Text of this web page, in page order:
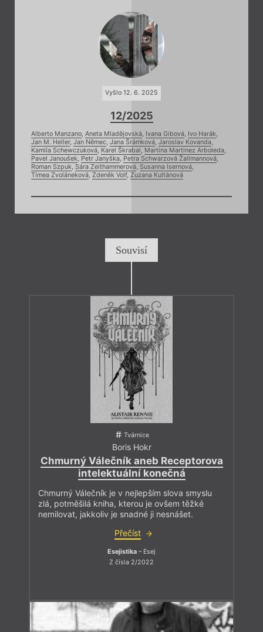
Vyšlo 12. 6. 2025
12/2025
Alberto Manzano, Aneta Mladějovská, Ivana Gibová, Ivo Harák,
Jan M. Heller, Jan Němec, Jana Šrámková, Jaroslav Kovanda,
Kamila Schewczuková, Karel Škrabal, Martina Martinez Arboleda,
Pavel Janoušek, Petr Janyška, Petra Schwarzová Žallmannová,
Roman Szpuk, Sára Zeithammerová, Susanna Isernová,
Tímea Zvoláneková, Zdeněk Volf, Zuzana Kultánová
Souvisí
Tvárnice
Boris Hokr
Chmurný Válečník aneb Receptorova
intelektuální konečná
Chmurný Válečník je v nejlepším slova smyslu
zlá, potměšilá kniha, kterou je ovšem těžké
nemilovat, jakkoliv je snadné ji nesnášet.
Přečíst
Esejistika – Esej
Z čísla 2/2022